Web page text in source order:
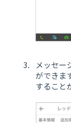
メッセー
ができま
すること